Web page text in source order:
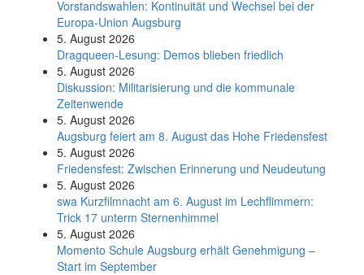
Vorstandswahlen: Kontinuität und Wechsel bei der
Europa-Union Augsburg
5. August 2026
Dragqueen-Lesung: Demos blieben friedlich
5. August 2026
Diskussion: Mi­li­ta­ri­sie­rung und die kommunale
Zeitenwende
5. August 2026
Augsburg feiert am 8. August das Hohe Friedensfest
5. August 2026
Friedensfest: Zwischen Erinnerung und Neudeutung
5. August 2026
swa Kurz­film­nacht am 6. August im Lech­flim­mern:
Trick 17 unterm Sternen­himmel
5. August 2026
Momento Schule Augsburg erhält Genehmigung –
Start im September